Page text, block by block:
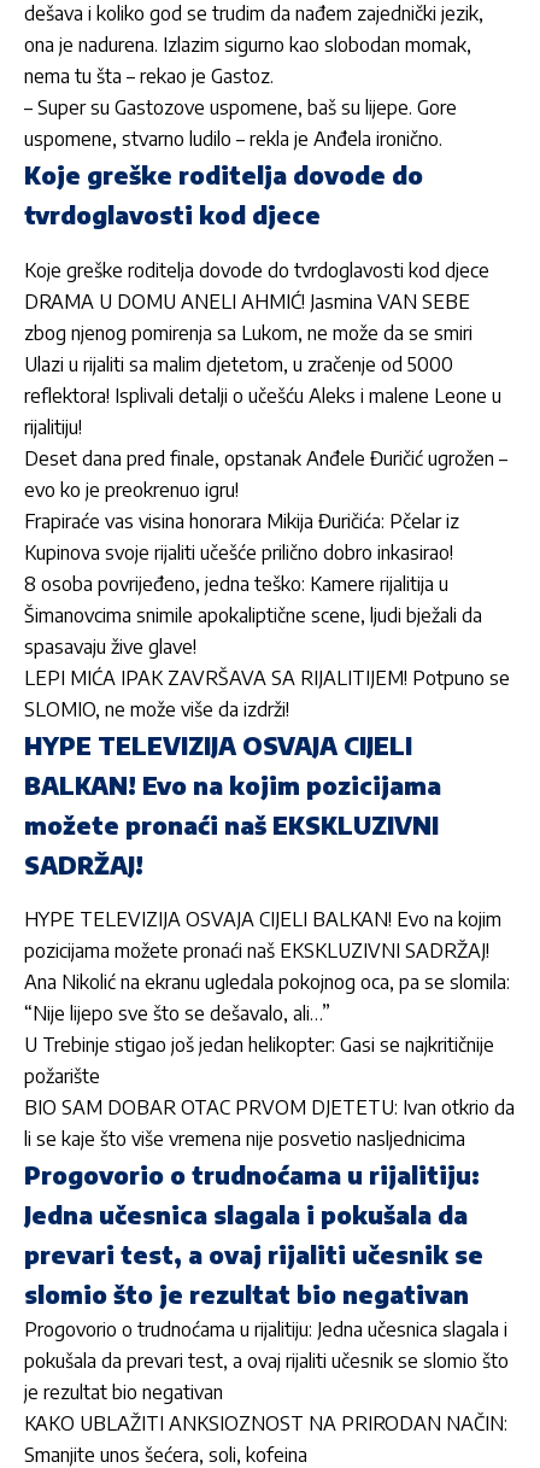
dešava i koliko god se trudim da nađem zajednički jezik,
ona je nadurena. Izlazim sigurno kao slobodan momak,
nema tu šta – rekao je Gastoz.
– Super su Gastozove uspomene, baš su lijepe. Gore
uspomene, stvarno ludilo – rekla je Anđela ironično.
Koje greške roditelja dovode do
tvrdoglavosti kod djece
Koje greške roditelja dovode do tvrdoglavosti kod djece
DRAMA U DOMU ANELI AHMIĆ! Jasmina VAN SEBE
zbog njenog pomirenja sa Lukom, ne može da se smiri
Ulazi u rijaliti sa malim djetetom, u zračenje od 5000
reflektora! Isplivali detalji o učešću Aleks i malene Leone u
rijalitiju!
Deset dana pred finale, opstanak Anđele Đuričić ugrožen –
evo ko je preokrenuo igru!
Frapiraće vas visina honorara Mikija Đuričića: Pčelar iz
Kupinova svoje rijaliti učešće prilično dobro inkasirao!
8 osoba povrijeđeno, jedna teško: Kamere rijalitija u
Šimanovcima snimile apokaliptične scene, ljudi bježali da
spasavaju žive glave!
LEPI MIĆA IPAK ZAVRŠAVA SA RIJALITIJEM! Potpuno se
SLOMIO, ne može više da izdrži!
HYPE TELEVIZIJA OSVAJA CIJELI
BALKAN! Evo na kojim pozicijama
možete pronaći naš EKSKLUZIVNI
SADRŽAJ!
HYPE TELEVIZIJA OSVAJA CIJELI BALKAN! Evo na kojim
pozicijama možete pronaći naš EKSKLUZIVNI SADRŽAJ!
Ana Nikolić na ekranu ugledala pokojnog oca, pa se slomila:
“Nije lijepo sve što se dešavalo, ali…”
U Trebinje stigao još jedan helikopter: Gasi se najkritičnije
požarište
BIO SAM DOBAR OTAC PRVOM DJETETU: Ivan otkrio da
li se kaje što više vremena nije posvetio nasljednicima
Progovorio o trudnoćama u rijalitiju:
Jedna učesnica slagala i pokušala da
prevari test, a ovaj rijaliti učesnik se
slomio što je rezultat bio negativan
Progovorio o trudnoćama u rijalitiju: Jedna učesnica slagala i
pokušala da prevari test, a ovaj rijaliti učesnik se slomio što
je rezultat bio negativan
KAKO UBLAŽITI ANKSIOZNOST NA PRIRODAN NAČIN:
Smanjite unos šećera, soli, kofeina